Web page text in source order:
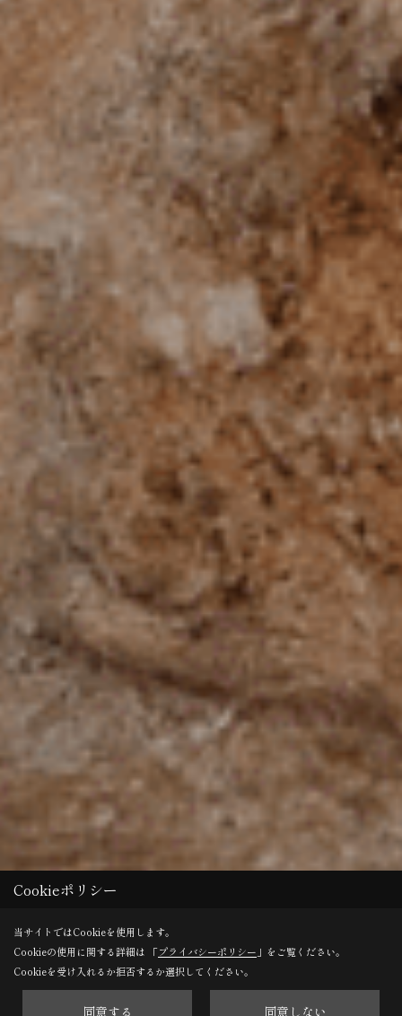
Cookieポリシー
当サイトではCookieを使用します。
Cookieの使用に関する詳細は 「プライバシーポリシー 」をご覧ください。
Cookieを受け入れるか拒否するか選択してください。
同意する 同意しない